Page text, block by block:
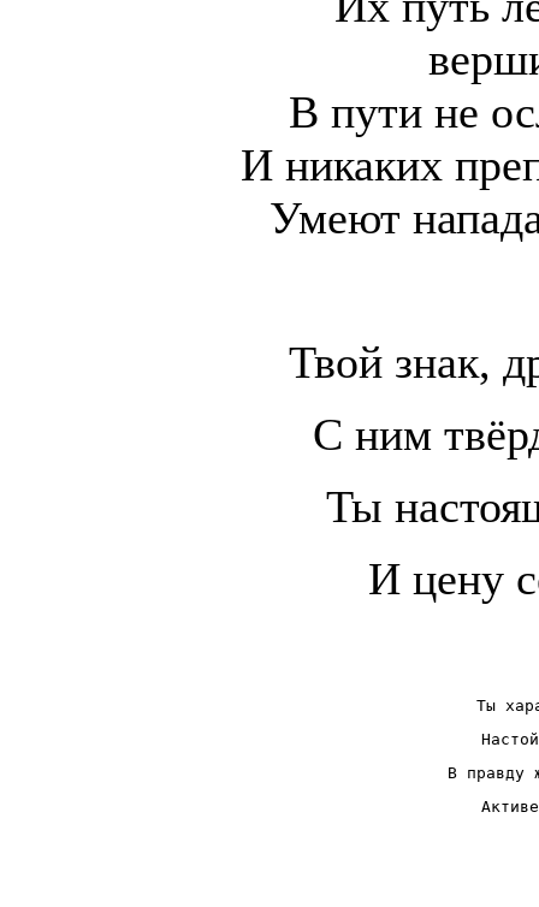
В пути не
И никаких
Умеют
Твой знак,
С ним
Ты
И цену
Ты
В правду